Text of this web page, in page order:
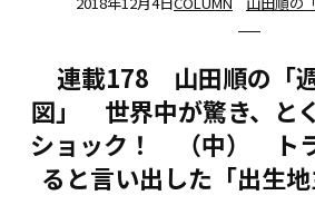
連載178 山田順の「
図」 世界中が驚き、と
ショック！ （中） ト
ると言い出した「出生